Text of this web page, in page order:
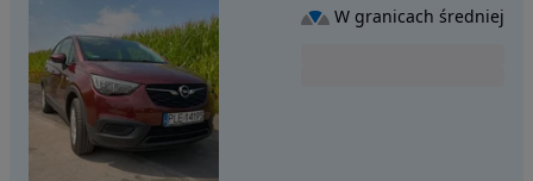
W granicach średniej